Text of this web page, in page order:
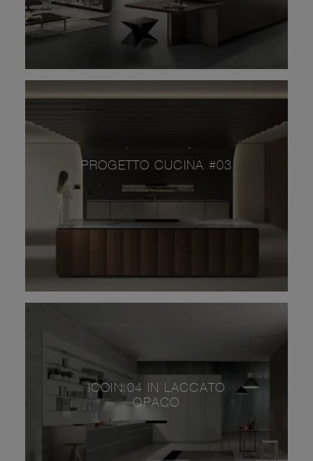
PROGETTO CUCINA #03
ICOIN 04 IN LACCATO
OPACO